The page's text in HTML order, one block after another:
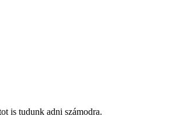
is tudunk adni számodra.